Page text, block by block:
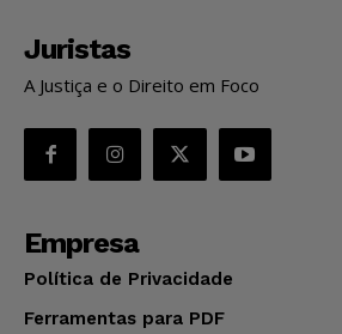
Juristas
A Justiça e o Direito em Foco
Empresa
Política de Privacidade
Ferramentas para PDF